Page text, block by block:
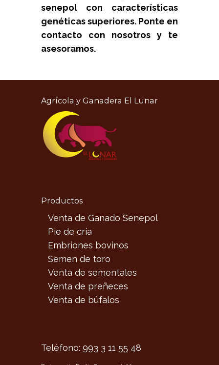
senepol con características
genéticas superiores. Ponte en
contacto con nosotros y te
asesoramos.
Agrícola y Ganadera El Lunar
Productos
Venta de Ganado Senepol
Pie de cría
Embriones bovinos
Semen de toro
Venta de sementales
Venta de preñeces
Venta de búfalos
Teléfono: 993 3 11 55 48